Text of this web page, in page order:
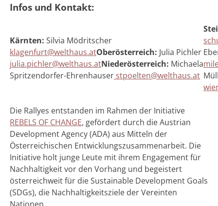
Infos und Kontakt:
Kärnten: Silvia Mödritscher
klagenfurt@welthaus.atOberösterreich: Julia Pichler
julia.pichler@welthaus.atNiederösterreich: Michaela
Spritzendorfer-Ehrenhauser stpoelten@welthaus.at
Die Rallyes entstanden im Rahmen der Initiative
REBELS OF CHANGE, gefördert durch die Austrian
Development Agency (ADA) aus Mitteln der
Österreichischen Entwicklungszusammenarbeit. Die
Initiative holt junge Leute mit ihrem Engagement für
Nachhaltigkeit vor den Vorhang und begeistert
österreichweit für die Sustainable Development Goals
(SDGs), die Nachhaltigkeitsziele der Vereinten